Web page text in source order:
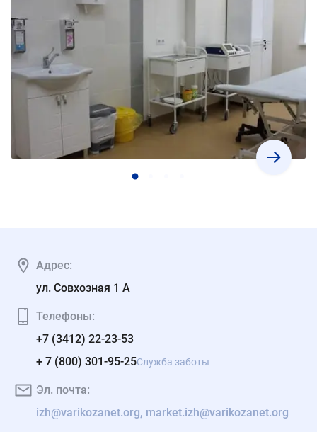
Адрес:
ул. Совхозная 1 А
Телефоны:
+7 (3412) 22-23-53
+ 7 (800) 301-95-25Служба заботы
Эл. почта:
izh@varikozanet.org, market.izh@varikozanet.org